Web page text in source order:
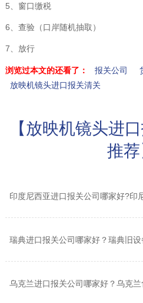
5、窗口缴税
6、查验（口岸随机抽取）
7、放行
浏览过本文的还看了： 报关公司
放映机镜头进口报关清关
【放映机镜头进
推荐
印度尼西亚进口报关公司哪家好?
瑞典进口报关公司哪家好？瑞典旧
乌克兰进口报关公司哪家好？乌克